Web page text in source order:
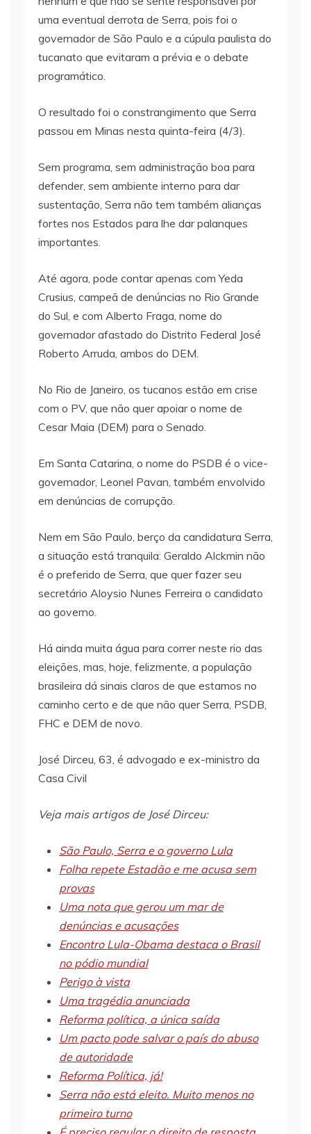
uma eventual derrota de Serra, pois foi o
governador de São Paulo e a cúpula paulista do
tucanato que evitaram a prévia e o debate
programático.
O resultado foi o constrangimento que Serra
passou em Minas nesta quinta-feira (4/3).
Sem programa, sem administração boa para
defender, sem ambiente interno para dar
sustentação, Serra não tem também alianças
fortes nos Estados para lhe dar palanques
importantes.
Até agora, pode contar apenas com Yeda
Crusius, campeã de denúncias no Rio Grande
do Sul, e com Alberto Fraga, nome do
governador afastado do Distrito Federal José
Roberto Arruda, ambos do DEM.
No Rio de Janeiro, os tucanos estão em crise
com o PV, que não quer apoiar o nome de
Cesar Maia (DEM) para o Senado.
Em Santa Catarina, o nome do PSDB é o vice-
governador, Leonel Pavan, também envolvido
em denúncias de corrupção.
Nem em São Paulo, berço da candidatura Serra,
a situação está tranquila: Geraldo Alckmin não
é o preferido de Serra, que quer fazer seu
secretário Aloysio Nunes Ferreira o candidato
ao governo.
Há ainda muita água para correr neste rio das
eleições, mas, hoje, felizmente, a população
brasileira dá sinais claros de que estamos no
caminho certo e de que não quer Serra, PSDB,
FHC e DEM de novo.
José Dirceu, 63, é advogado e ex-ministro da
Casa Civil
Veja mais artigos de José Dirceu:
São Paulo, Serra e o governo Lula
Folha repete Estadão e me acusa sem
provas
Uma nota que gerou um mar de
denúncias e acusações
Encontro Lula-Obama destaca o Brasil
no pódio mundial
Perigo à vista
Uma tragédia anunciada
Reforma política, a única saída
Um pacto pode salvar o país do abuso
de autoridade
Reforma Política, já!
Serra não está eleito. Muito menos no
primeiro turno